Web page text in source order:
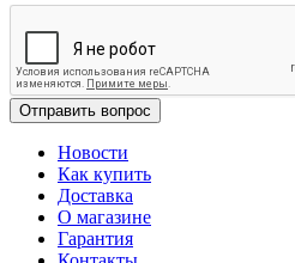
Отправить вопрос
Новости
Как купить
Доставка
О магазине
Гарантия